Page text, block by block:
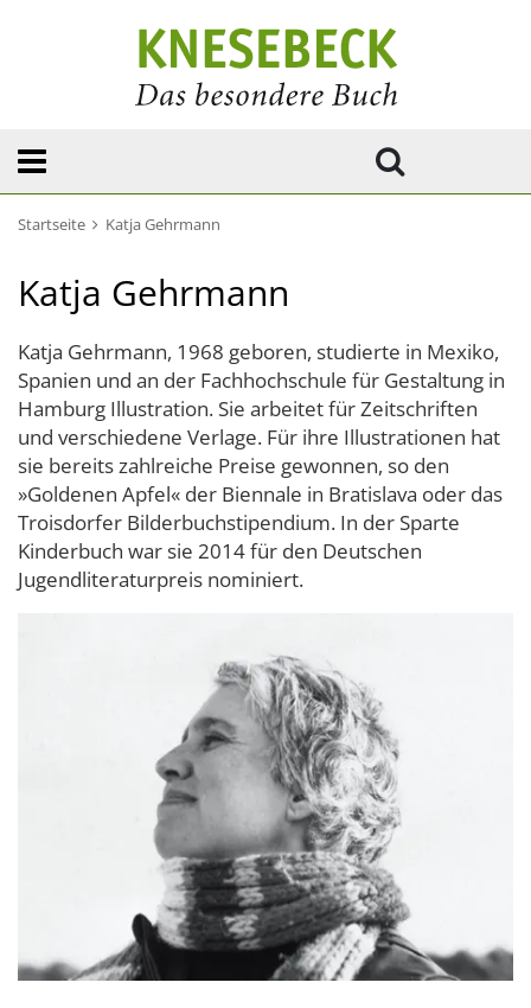
Startseite Katja Gehrmann
Katja Gehrmann
Katja Gehrmann, 1968 geboren, studierte in Mexiko,
Spanien und an der Fachhochschule für Gestaltung in
Hamburg Illustration. Sie arbeitet für Zeitschriften
und verschiedene Verlage. Für ihre Illustrationen hat
sie bereits zahlreiche Preise gewonnen, so den
»Goldenen Apfel« der Biennale in Bratislava oder das
Troisdorfer Bilderbuchstipendium. In der Sparte
Kinderbuch war sie 2014 für den Deutschen
Jugendliteraturpreis nominiert.